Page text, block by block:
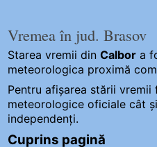
Vremea în jud. Brasov
Starea vremii dinCalbor a
meteorologica proximă
Pentru afișarea stării
meteorologice oficiale cât
independenți.
Cuprins pagină